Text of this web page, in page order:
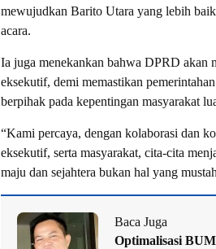
mewujudkan Barito Utara yang lebih
acara.
Ia juga menekankan bahwa DPRD akan
eksekutif, demi memastikan
berpihak pada kepentingan masyarakat
“Kami percaya, dengan kolaborasi dan
eksekutif, serta masyarakat, cita-cita
maju dan sejahtera bukan hal yang
Baca Juga
Optimalisasi